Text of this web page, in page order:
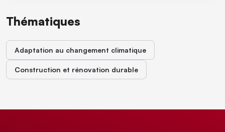
Thématiques
Adaptation au changement climatique
Construction et rénovation durable